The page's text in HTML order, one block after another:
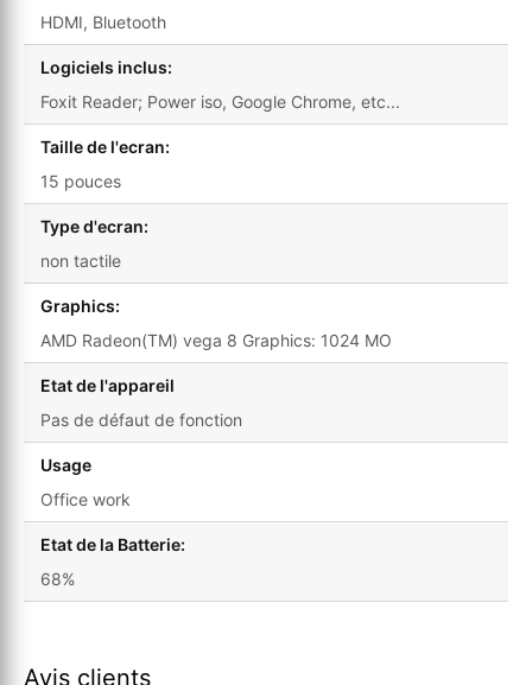
HDMI, Bluetooth
Logiciels inclus:
Foxit Reader; Power iso, Google Chrome, etc...
Taille de l'ecran:
15 pouces
Type d'ecran:
non tactile
Graphics:
AMD Radeon(TM) vega 8 Graphics: 1024 MO
Etat de l'appareil
Pas de défaut de fonction
Usage
Office work
Etat de la Batterie:
68%
Avis clients